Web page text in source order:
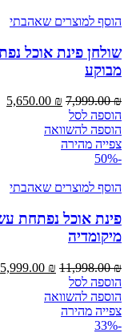
הוסף למוצרים שאהבתי
מבוקע
7,999.00₪
5,650.00 ₪
הוספה לסל
הוספה להשוואה
צפייה מהירה
-50%
הוסף למוצרים שאהבתי
מיקומדיה
11,998.00₪
5,999.00 ₪
הוספה לסל
הוספה להשוואה
צפייה מהירה
-33%